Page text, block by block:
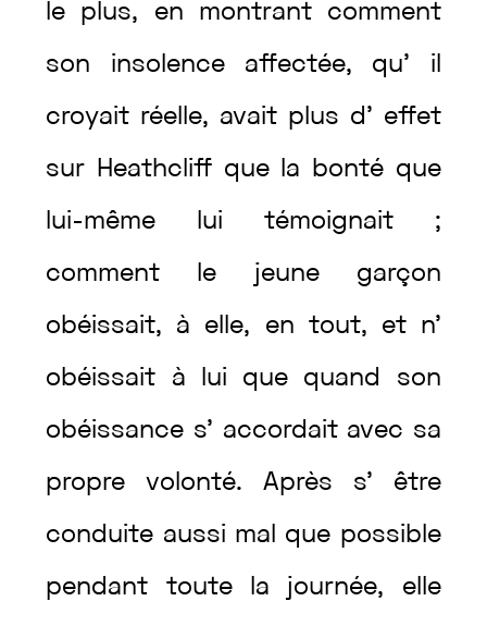
le plus, en montrant comment
son insolence affectée, qu’ il
croyait réelle, avait plus d’ effet
sur Heathcliff que la bonté que
lui-même lui témoignait ;
comment le jeune garçon
obéissait, à elle, en tout, et n’
obéissait à lui que quand son
obéissance s’ accordait avec sa
proprevolonté.Après s’ être
conduite aussi mal que possible
pendant toute la journée, elle